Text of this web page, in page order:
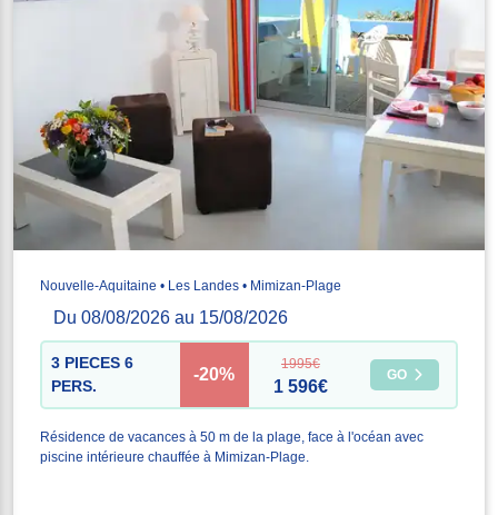
Nouvelle-Aquitaine • Les Landes • Mimizan-Plage
Du 08/08/2026 au 15/08/2026
3 PIECES 6
PERS.
-20%
1995€
1 596€
GO
Résidence de vacances à 50 m de la plage, face à l'océan avec
piscine intérieure chauffée à Mimizan-Plage.